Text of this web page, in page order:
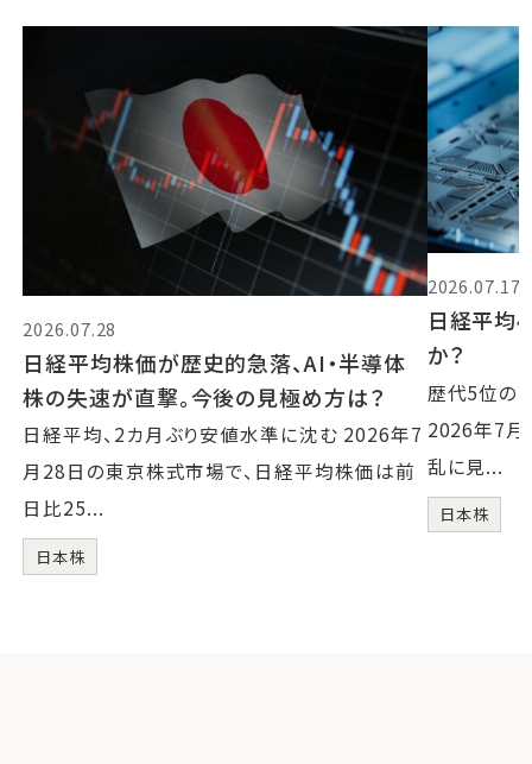
2026.07.28
日経平均株価が歴史的急落、AI・半導体
株の失速が直撃。今後の見極め方は？
日経平均、2カ月ぶり安値水準に沈む 2026年7
月28日の東京株式市場で、日経平均株価は前
日比25...
日本株
2026.07.17
日経平均
か？
歴代5位の
2026年7月
乱に見...
日本株